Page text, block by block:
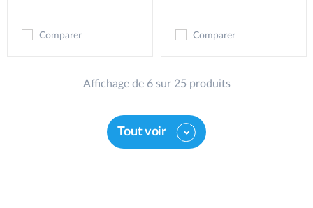
Comparer Comparer
Affichage de 6 sur 25 produits
Tout voir